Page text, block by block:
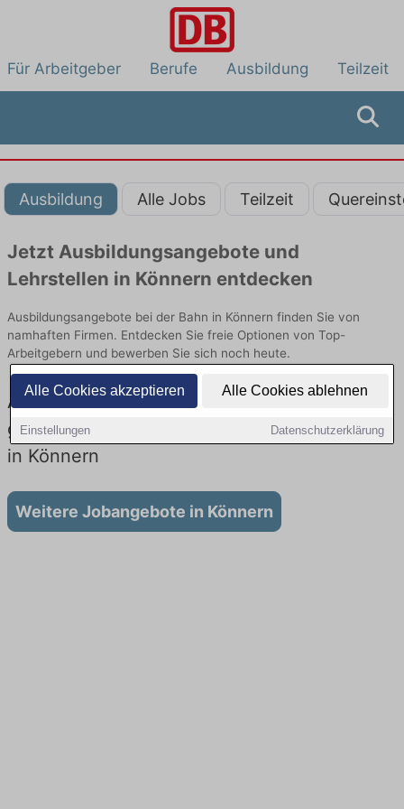
Alle Cookies akzeptieren Alle Cookies ablehnen
Einstellungen Datenschutzerklärung
Für Arbeitgeber Berufe Ausbildung Teilzeit
Ausbildung Alle Jobs Teilzeit
Jetzt Ausbildungsangebote und
Lehrstellen in Könnern entdecken
Ausbildungsangebote bei der Bahn in Könnern finden Sie von
namhaften Firmen. Entdecken Sie freie Optionen von Top-
Arbeitgebern und bewerben Sie sich noch heute.
Ausbildung in Könnern bei der Bahn: Aktuell
gibt es keine Stellenangebote für Ausbildung
in Könnern
Weitere Jobangebote in Könnern